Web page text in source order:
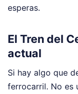
esperas.
El Tren del
actual
Si hay algo que
ferrocarril. No es